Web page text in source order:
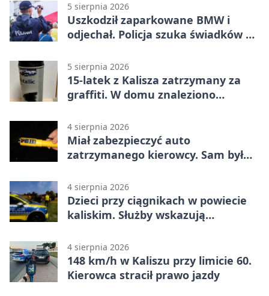
5 sierpnia 2026
Uszkodził zaparkowane BMW i
odjechał. Policja szuka świadków w
5 sierpnia 2026
15-latek z Kalisza zatrzymany za
graffiti. W domu znaleziono
4 sierpnia 2026
Miał zabezpieczyć auto
zatrzymanego kierowcy. Sam był
4 sierpnia 2026
Dzieci przy ciągnikach w powiecie
kaliskim. Służby wskazują
4 sierpnia 2026
148 km/h w Kaliszu przy limicie 60.
Kierowca stracił prawo jazdy